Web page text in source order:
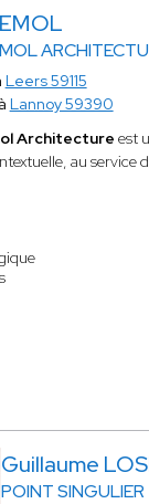
Leers 59115
Lannoy 59390
Architecture est
au service
Guillaume
POINT SINGULIER